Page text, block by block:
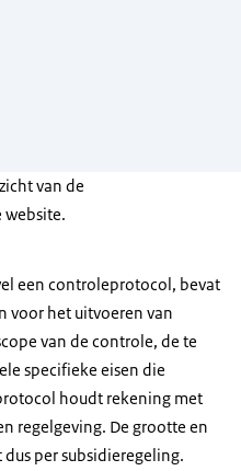
van de
een controleprotocol, bevat
voor het uitvoeren van
van de controle, de te
specifieke eisen die
houdt rekening met
regelgeving. De grootte en
per subsidieregeling.